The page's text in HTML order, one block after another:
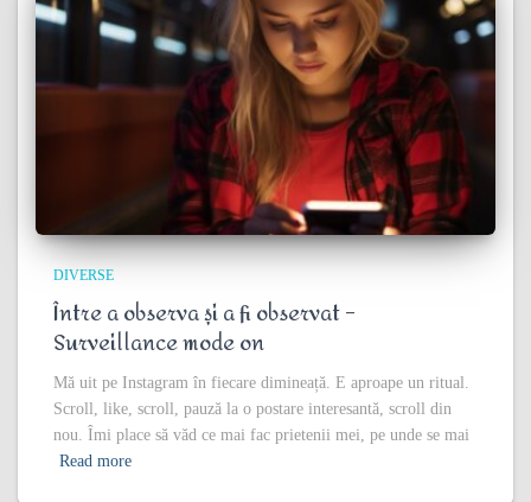
DIVERSE
Între a observa și a fi observat –
Surveillance mode on
Mă uit pe Instagram în fiecare dimineață. E aproape un ritual.
Scroll, like, scroll, pauză la o postare interesantă, scroll din
nou. Îmi place să văd ce mai fac prietenii mei, pe unde se mai
Read more